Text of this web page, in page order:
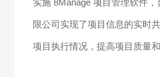
实施 8Manage 项目管理软件
限公司实现了项目信息的实时
项目执行情况，提高项目质量和